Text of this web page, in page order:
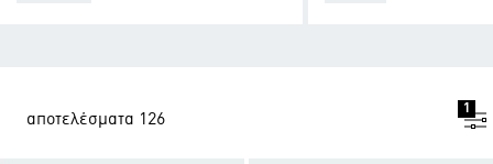
αποτελέσματα 126
1